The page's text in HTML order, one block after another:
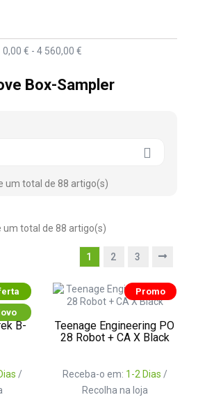
0,00 € - 4 560,00 €
Box-Sampler

um total de 88 artigo(s)
um total de 88 artigo(s)
1 2 3
B-
/
Promo
Teenage Engineering PO
28 Robot + CA X Black
Receba-o em: 1-2 Dias /
Recolha na loja